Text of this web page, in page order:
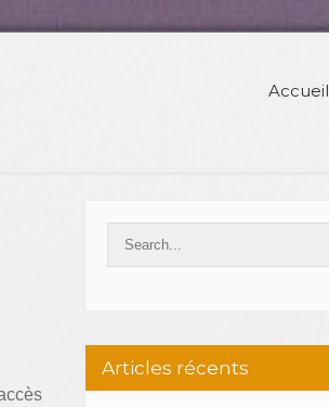
Accueil
Articles récents